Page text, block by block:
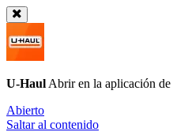
U-Haul Abrir en la aplicación de
Abierto
Saltar al contenido